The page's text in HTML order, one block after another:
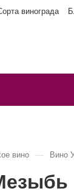
винограда
вино — Вино